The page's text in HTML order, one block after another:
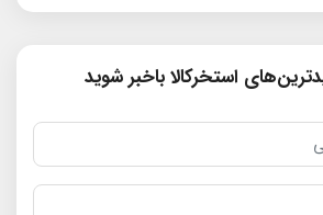
استخرکالا باخبر شوید